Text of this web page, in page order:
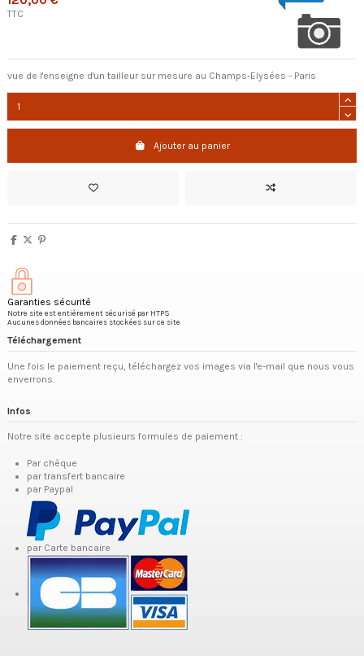
TTC
vue de l'enseigne d'un tailleur sur mesure au Champs-Elysées - Paris
Ajouter au panier
Garanties sécurité
Notre site est entièrement sécurisé par HTPS
Aucunes données bancaires stockées sur ce site
Téléchargement
Une fois le paiement reçu, téléchargez vos images via l'e-mail que nous vous
enverrons.
Infos
Notre site accepte plusieurs formules de paiement :
Par chèque
par transfert bancaire
par Paypal
par Carte bancaire